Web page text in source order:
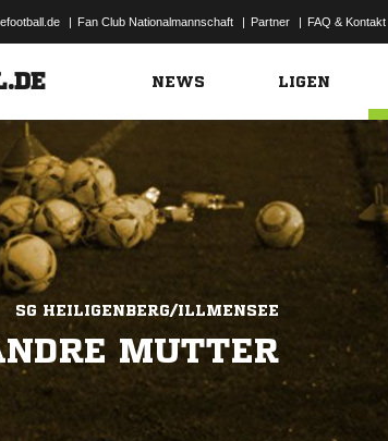
| Fan Club Nationalmannschaft | Partner | FAQ & Kontakt
NEWS LIGEN
SG HEILIGENBERG/ILLMENSEE
MUTTER